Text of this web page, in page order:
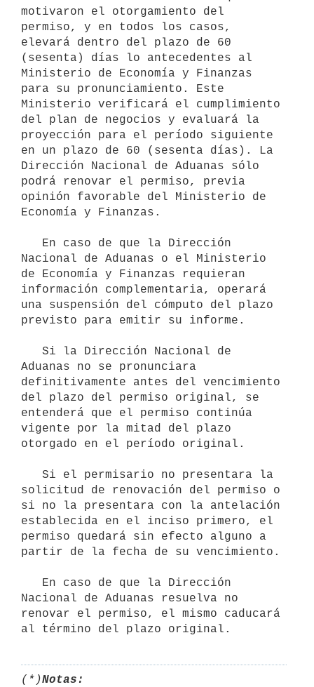
motivaron el otorgamiento del
permiso, y en todos los casos,
elevará dentro del plazo de 60
(sesenta) días lo antecedentes al
Ministerio de Economía y Finanzas
para su pronunciamiento. Este
Ministerio verificará el cumplimiento
del plan de negocios y evaluará la
proyección para el período siguiente
en un plazo de 60 (sesenta días). La
Dirección Nacional de Aduanas sólo
podrá renovar el permiso, previa
opinión favorable del Ministerio de
Economía y Finanzas.
Nacional de Aduanas o el Ministerio
de Economía y Finanzas requieran
información complementaria, operará
una suspensión del cómputo del plazo
previsto para emitir su informe.
Aduanas no se pronunciara
definitivamente antes del vencimiento
del plazo del permiso original, se
entenderá que el permiso continúa
vigente por la mitad del plazo
otorgado en el período original.
solicitud de renovación del permiso o
si no la presentara con la antelación
establecida en el inciso primero, el
permiso quedará sin efecto alguno a
partir de la fecha de su vencimiento.
Nacional de Aduanas resuelva no
renovar el permiso, el mismo caducará
(*)Notas: